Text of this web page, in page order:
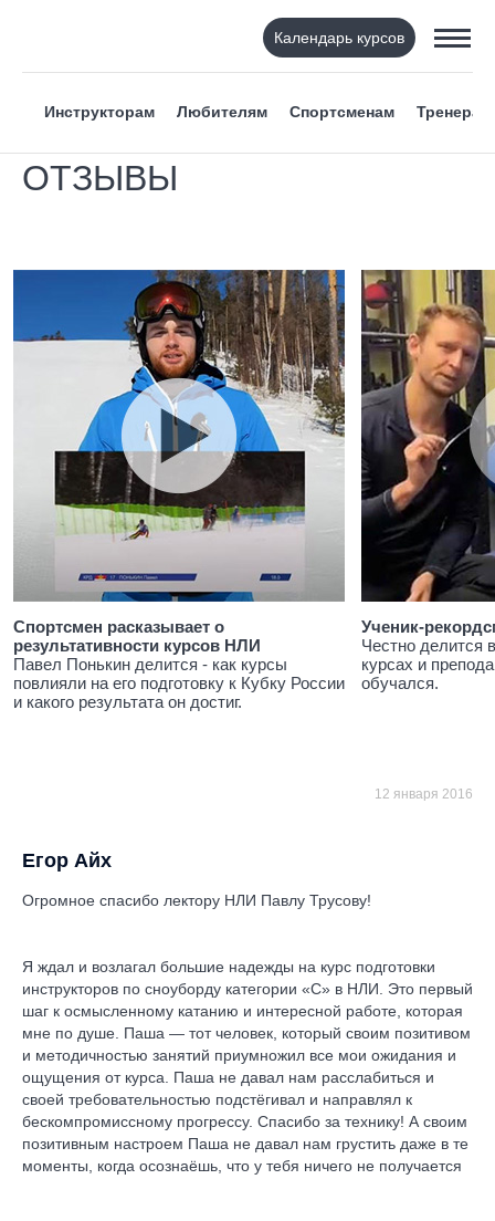
Календарь курсов
Инструкторам Любителям Спортсменам Тренерам
ОТЗЫВЫ
Спортсмен расказывает о
результативности курсов НЛИ
Павел Понькин делится - как курсы
повлияли на его подготовку к Кубку России
и какого результата он достиг.
Ученик-
Честно делится
курсах и
обучался.
12 января 2016
Егор Айх
Огромное спасибо лектору НЛИ Павлу Трусову!
Я ждал и возлагал большие надежды на курс подготовки
инструкторов по сноуборду категории «С» в НЛИ. Это первый
шаг к осмысленному катанию и интересной работе, которая
мне по душе. Паша — тот человек, который своим позитивом
и методичностью занятий приумножил все мои ожидания и
ощущения от курса. Паша не давал нам расслабиться и
своей требовательностью подстёгивал и направлял к
бескомпромиссному прогрессу. Спасибо за технику! А своим
позитивным настроем Паша не давал нам грустить даже в те
моменты, когда осознаёшь, что у тебя ничего не получается